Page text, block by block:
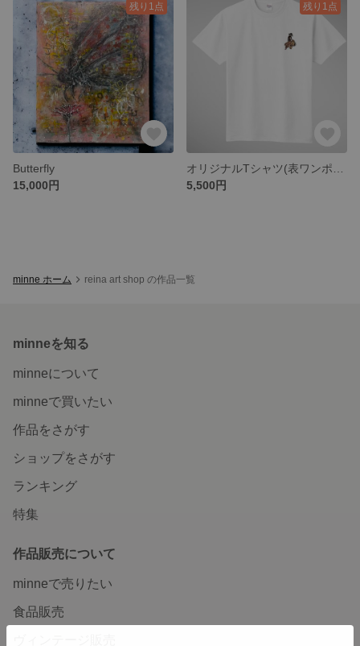
残り1点
Butterfly
15,000円
残り1点
5,500円
minne ホーム reina art shop の作品一覧
minneを知る
minneについて
minneで買いたい
作品をさがす
ショップをさがす
ランキング
特集
作品販売について
minneで売りたい
食品販売